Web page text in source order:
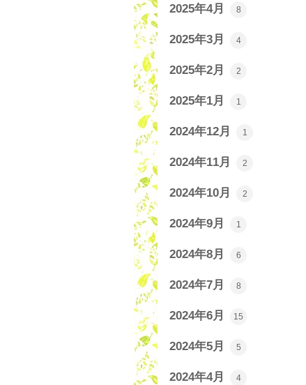
2025年4月 8
2025年3月 4
2025年2月 2
2025年1月 1
2024年12月 1
2024年11月 2
2024年10月 2
2024年9月 1
2024年8月 6
2024年7月 8
2024年6月 15
2024年5月 5
2024年4月 4